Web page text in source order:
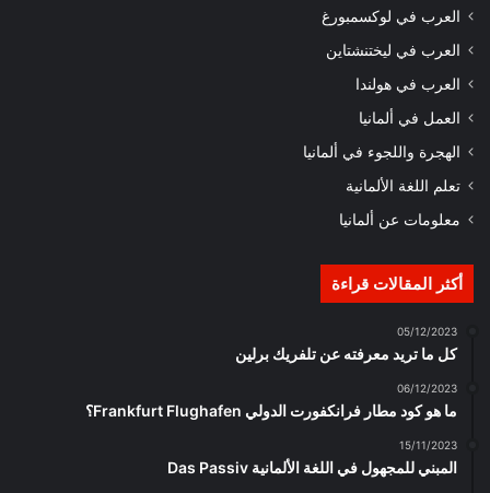
العرب في لوكسمبورغ
العرب في ليختنشتاين
العرب في هولندا
العمل في ألمانيا
الهجرة واللجوء في ألمانيا
تعلم اللغة الألمانية
معلومات عن ألمانيا
أكثر المقالات قراءة
05/12/2023
كل ما تريد معرفته عن تلفريك برلين
06/12/2023
ما هو كود مطار فرانكفورت الدولي Frankfurt Flughafen؟
15/11/2023
المبني للمجهول في اللغة الألمانية Das Passiv